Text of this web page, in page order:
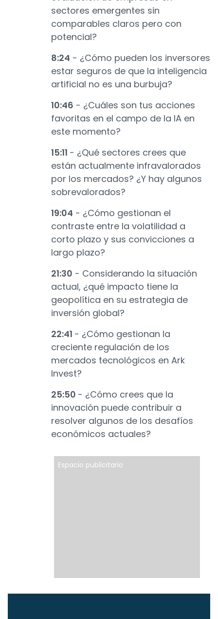
sectores emergentes sin
comparables claros pero con
potencial?
8:24 - ¿Cómo pueden los inversores
estar seguros de que la inteligencia
artificial no es una burbuja?
10:46 - ¿Cuáles son tus acciones
favoritas en el campo de la IA en
este momento?
15:11 - ¿Qué sectores crees que
están actualmente infravalorados
por los mercados? ¿Y hay algunos
sobrevalorados?
19:04 - ¿Cómo gestionan el
contraste entre la volatilidad a
corto plazo y sus convicciones a
largo plazo?
21:30 - Considerando la situación
actual, ¿qué impacto tiene la
geopolítica en su estrategia de
inversión global?
22:41 - ¿Cómo gestionan la
creciente regulación de los
mercados tecnológicos en Ark
Invest?
25:50 - ¿Cómo crees que la
innovación puede contribuir a
resolver algunos de los desafíos
económicos actuales?
Espacio publicitario